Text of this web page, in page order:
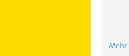
Mehr